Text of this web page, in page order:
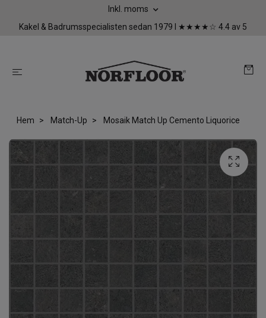
Inkl. moms
Kakel & Badrumsspecialisten sedan 1979 I ★★★★☆ 4.4 av 5
Hem Match-Up Mosaik Match Up Cemento Liquorice